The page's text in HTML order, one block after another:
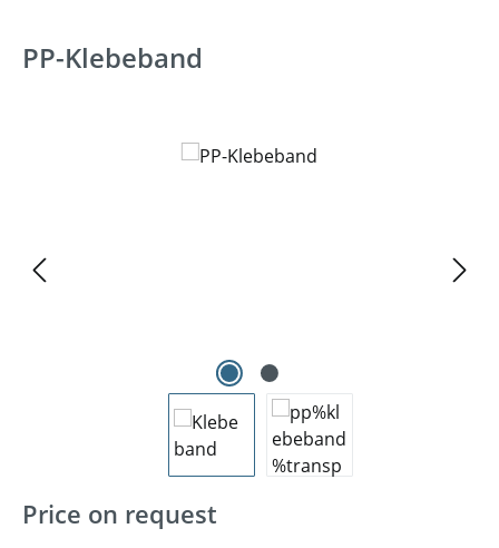
PP-Klebeband
Ignorer la galerie d'images
Price on request